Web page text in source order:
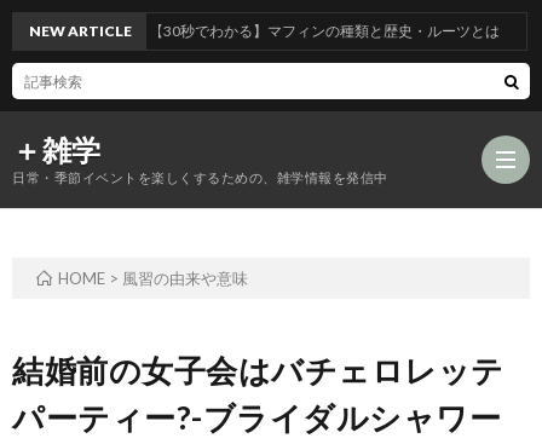
＋雑学
日常・季節イベントを楽しくするための、雑学情報を発信中
NEW ARTICLE
【30秒でわかる】マフィンの種類と歴史・ルーツとは
HOME > 風習の由来や意味
結婚前の女子会はバチェロレッテ
パーティー?-ブライダルシャワー